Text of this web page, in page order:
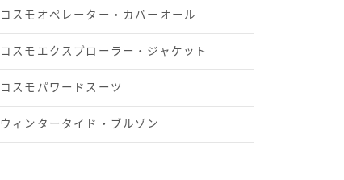
コスモオペレーター・カバーオール
コスモエクスプローラー・ジャケット
コスモパワードスーツ
ウィンタータイド・ブルゾン